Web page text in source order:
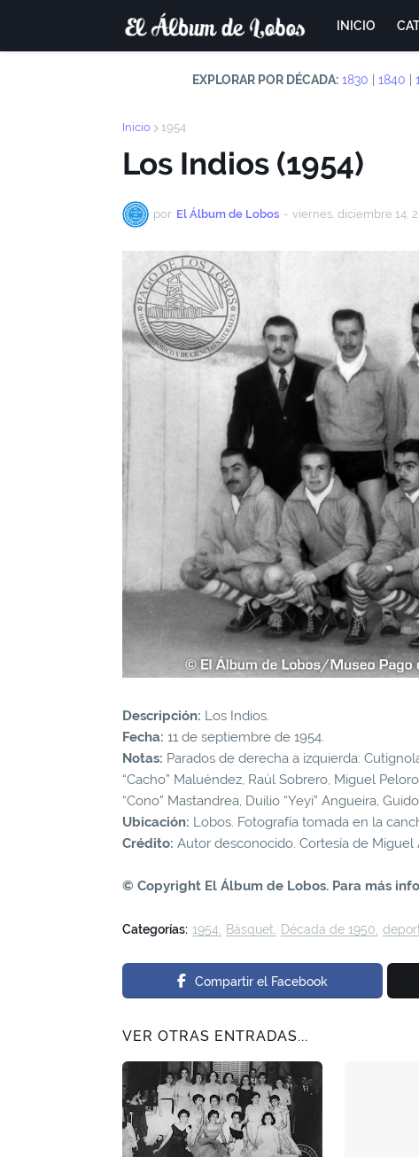
INICIO
EXPLORAR POR DÉCADA: 1830 1840
Inicio 1954
Los Indios (1954)
por El Álbum de Lobos - viernes, diciembre 14,
Descripción: Los Indios.
Fecha: 11 de septiembre de 1954.
Notas: Parados de derecha a izquierda:
“Cacho” Maluéndez, Raúl Sobrero, Miguel
“Cono” Mastandrea, Duilio “Yeyi” Angueira,
Ubicación: Lobos. Fotografía tomada en la
Crédito: Autor desconocido. Cortesía de Miguel
© Copyright El Álbum de Lobos. Para más
Categorías: 1954 Básquet Década de 1950
Compartir el Facebook
VER OTRAS ENTRADAS...